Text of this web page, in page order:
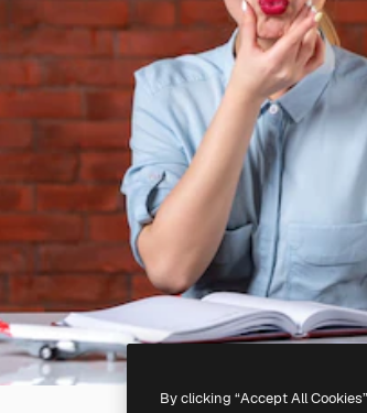
By clicking “Accept All